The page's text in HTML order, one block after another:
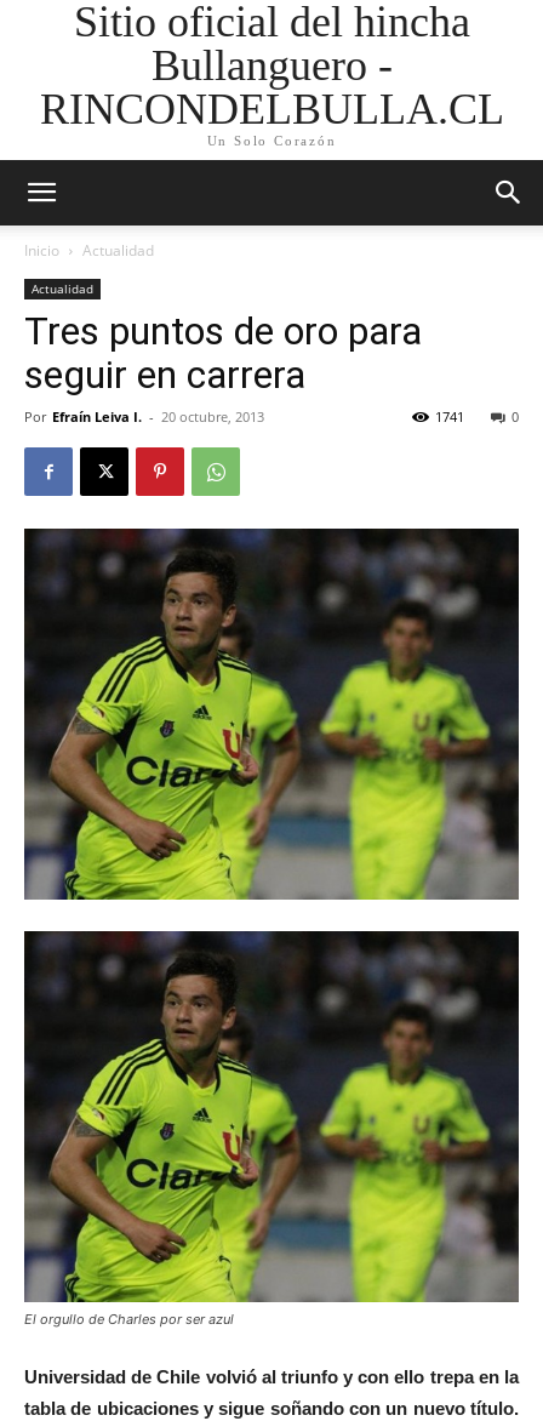
Sitio oficial del hincha
Bullanguero -
RINCONDELBULLA.CL
Un Solo Corazón
Inicio Actualidad
Actualidad
Tres puntos de oro para
seguir en carrera
Por Efraín Leiva I. - 20 octubre, 2013 0
1741
El orgullo de Charles por ser azul
Universidad de Chile volvió al triunfo y con ello trepa en la
tabla de ubicaciones y sigue soñando con un nuevo título.